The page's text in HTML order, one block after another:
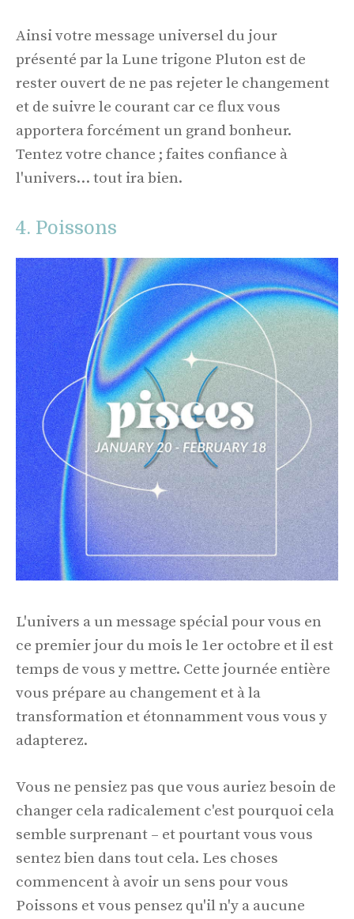
Ainsi votre message universel du jour
présenté par la Lune trigone Pluton est de
rester ouvert de ne pas rejeter le changement
et de suivre le courant car ce flux vous
apportera forcément un grand bonheur.
Tentez votre chance ; faites confiance à
l'univers… tout ira bien.
4. Poissons
L'univers a un message spécial pour vous en
ce premier jour du mois le 1er octobre et il est
temps de vous y mettre. Cette journée entière
vous prépare au changement et à la
transformation et étonnamment vous vous y
adapterez.
Vous ne pensiez pas que vous auriez besoin de
changer cela radicalement c'est pourquoi cela
semble surprenant – et pourtant vous vous
sentez bien dans tout cela. Les choses
commencent à avoir un sens pour vous
Poissons et vous pensez qu'il n'y a aucune